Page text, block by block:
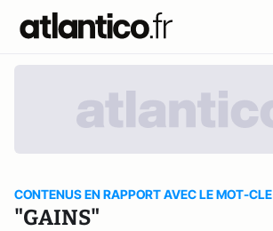
CONTENUS EN RAPPORT AVEC LE MOT-CLE
"GAINS"